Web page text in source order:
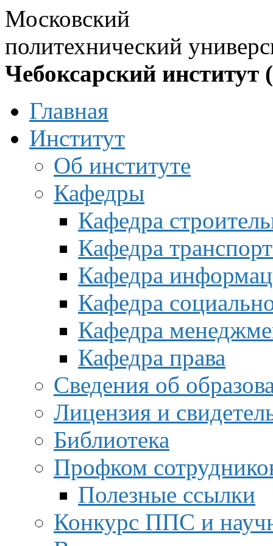
Московский
политехнический
Чебоксарский институт
Главная
Институт
Об институте
Кафедры
Кафедра
Кафедра
Кафедра
Кафедра
Кафедра
Кафедра права
Сведения об
Лицензия и
Библиотека
Профком
Полезные ссылки
Конкурс ППС и